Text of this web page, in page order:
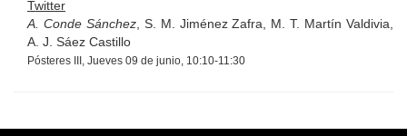
Twitter
A. Conde Sánchez, S. M. Jiménez Zafra, M. T. Martín Valdivia,
A. J. Sáez Castillo
Pósteres III, Jueves 09 de junio, 10:10-11:30